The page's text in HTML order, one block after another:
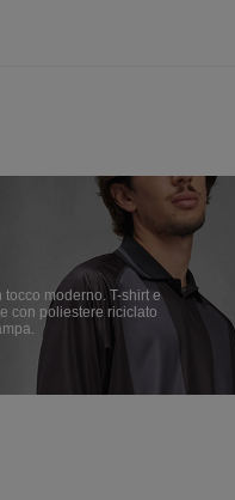
moderno. T-shirt e
con poliestere riciclato